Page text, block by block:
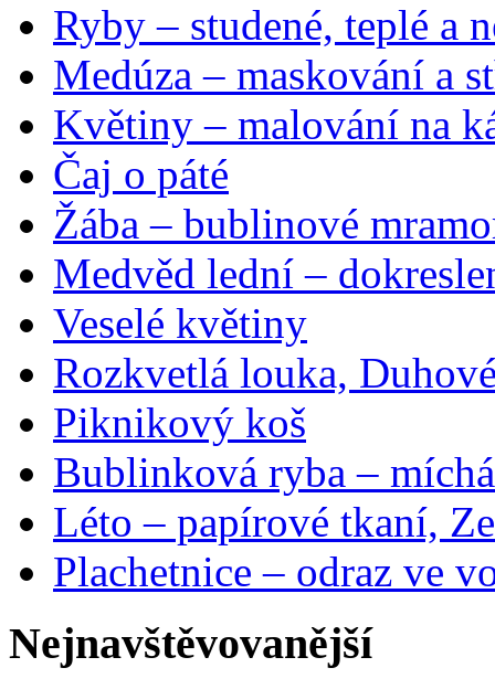
Ryby – studené, teplé a
Medúza – maskování a
Květiny – malování na
Čaj o páté
Žába – bublinové
Medvěd lední –
Veselé květiny
Rozkvetlá louka,
Piknikový koš
Bublinková ryba –
Léto – papírové tkaní,
Plachetnice – odraz ve
Nejnavštěvovanější